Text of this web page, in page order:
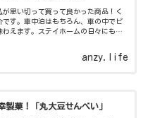
が思い切って買って良かった商品！く
です。車中泊はもちろん、車の中でピ
わえます。ステイホームの日々にも活
anzy.life
製菓！「丸大豆せんべい」